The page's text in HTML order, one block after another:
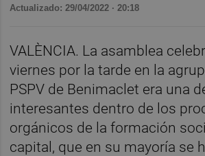
Actualizado: 29/04/2022 · 20:18
VALÈNCIA. La asamblea
viernes por la tarde en la
PSPV de Benimaclet era una
interesantes dentro de los
orgánicos de la formación
capital, que en su mayoría se